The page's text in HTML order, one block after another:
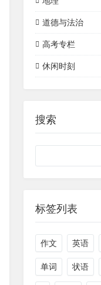
有机化合物
化学实验
道德与法治
高考专栏
休闲时刻
搜索
标签列表
作文 英语
单词 状语